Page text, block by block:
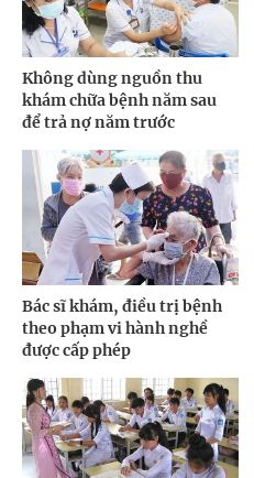
Không dùng nguồn thu
khám chữa bệnh năm sau
để trả nợ năm trước
Bác sĩ khám, điều trị bệnh
theo phạm vi hành nghề
được cấp phép